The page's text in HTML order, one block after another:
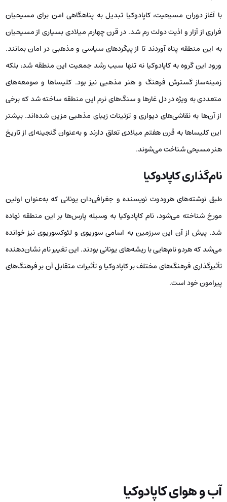
با آغاز دوران مسیحیت، کاپادوکیا تبدیل به پناهگاهی امن برای مسیحیان
فراری از آزار و اذیت دولت رم شد. در قرن چهارم میلادی بسیاری از مسیحیان
به این منطقه پناه آوردند تا از پیگردهای سیاسی و مذهبی در امان بمانند.
ورود این گروه به کاپادوکیا نه تنها سبب رشد جمعیت این منطقه شد، بلکه
زمینه‌ساز گسترش فرهنگ و هنر مذهبی نیز بود. کلیساها و صومعه‌های
متعددی به ویژه در دل غارها و سنگ‌های نرم این منطقه ساخته شد که برخی
از آن‌ها به نقاشی‌های دیواری و تزئینات زیبای مذهبی مزین شده‌اند. بیشتر
این کلیساها به قرن هفتم میلادی تعلق دارند و به‌عنوان گنجینه‌ای از تاریخ
هنر مسیحی شناخت می‌شوند.
نام‌گذاری کاپادوکیا
طبق نوشته‌های هرودوت نویسنده و جغرافی‌دان یونانی که به‌عنوان اولین
مورخ شناخته می‌شود، نام کاپادوکیا به وسیله پارس‌ها بر این منطقه نهاده
شد. پیش از آن این سرزمین به اسامی سوریوی و لئوکسوریوی نیز خوانده
می‌شد که هردو نام‌هایی با ریشه‌های یونانی بودند. این تغییر نام نشان‌دهنده
تأثیرگذاری فرهنگ‌های مختلف بر کاپادوکیا و تأثیرات متقابل آن بر فرهنگ‌های
پیرامون خود است.
آب‌ و هوای کاپادوکیا